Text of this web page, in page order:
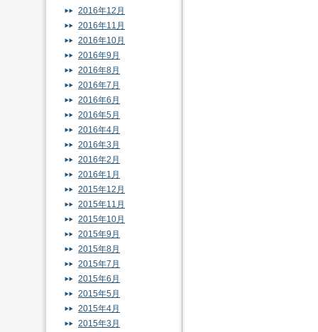
2016年12月
2016年11月
2016年10月
2016年9月
2016年8月
2016年7月
2016年6月
2016年5月
2016年4月
2016年3月
2016年2月
2016年1月
2015年12月
2015年11月
2015年10月
2015年9月
2015年8月
2015年7月
2015年6月
2015年5月
2015年4月
2015年3月